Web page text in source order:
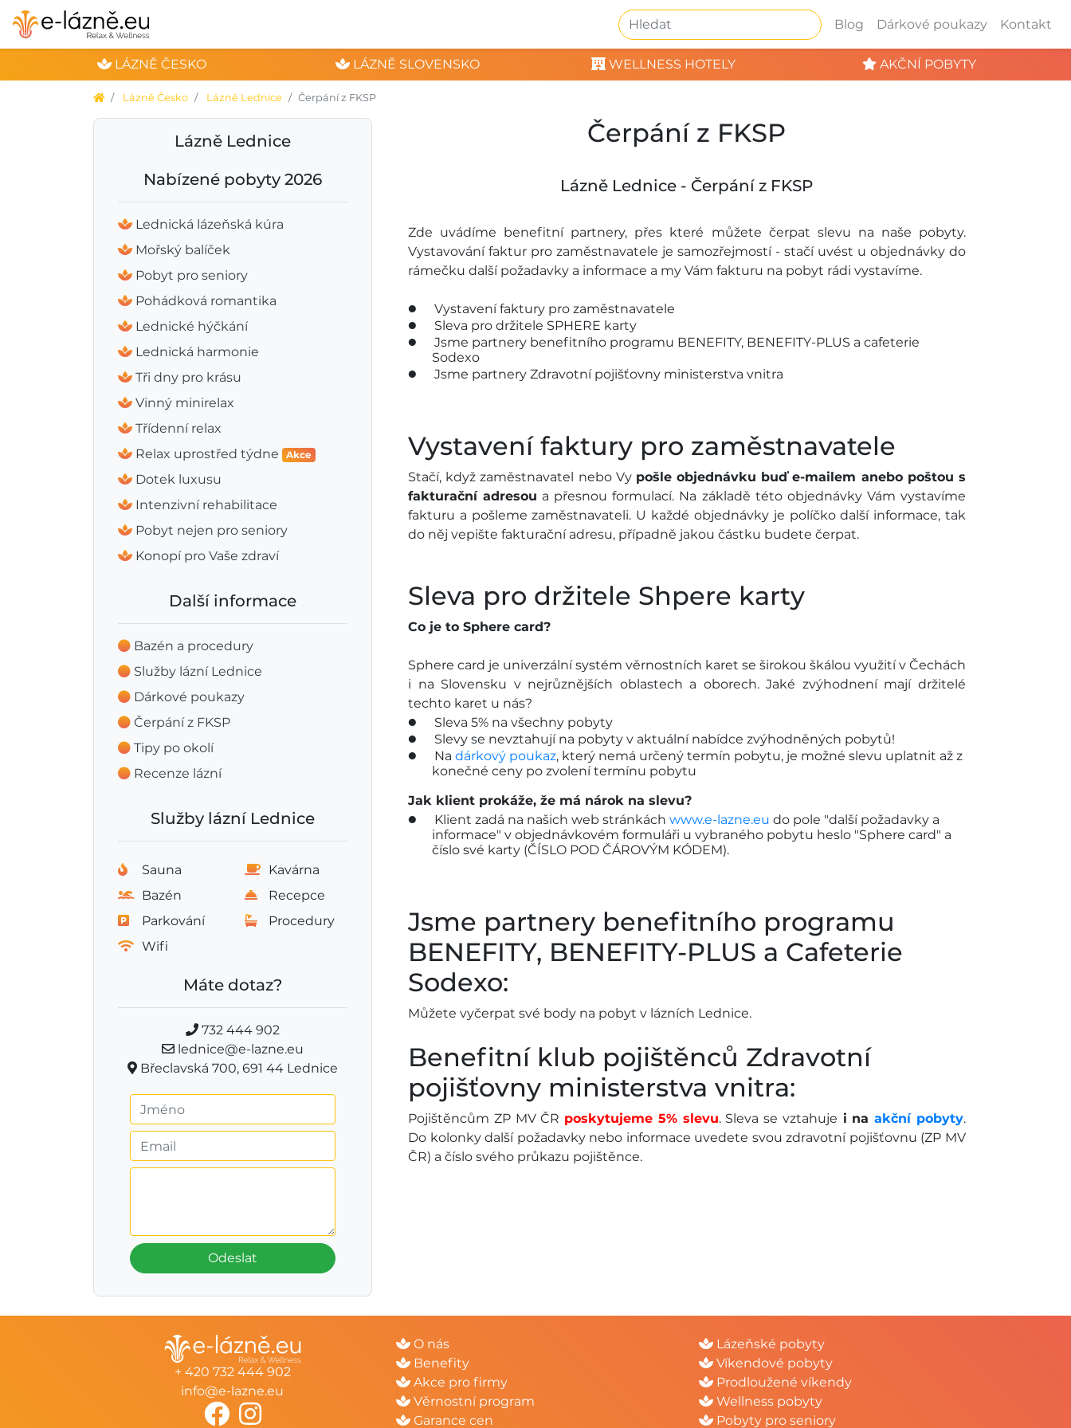
Blog Dárkové poukazy Kontakt
LÁZNĚ ČESKO LÁZNĚ SLOVENSKO WELLNESS HOTELY AKČNÍ POBYTY
Lázně Česko Lázně Lednice Čerpání z FKSP
Lázně Lednice
Nabízené pobyty 2026
Lednická lázeňská kúra
Mořský balíček
Pobyt pro seniory
Pohádková romantika
Lednické hýčkání
Lednická harmonie
Tři dny pro krásu
Vinný minirelax
Třídenní relax
Relax uprostřed týdne
Akce
Dotek luxusu
Intenzivní rehabilitace
Pobyt nejen pro seniory
Konopí pro Vaše zdraví
Další informace
Bazén a procedury
Služby lázní Lednice
Dárkové poukazy
Čerpání z FKSP
Tipy po okolí
Recenze lázní
Služby lázní Lednice
Sauna
Kavárna
Bazén
Recepce
Parkování
Procedury
Wifi
Máte dotaz?
732 444 902
lednice@e-lazne.eu
Břeclavská 700, 691 44 Lednice
Odeslat
Čerpání z FKSP
Lázně Lednice - Čerpání z FKSP
Zde uvádíme benefitní partnery, přes které můžete čerpat slevu na naše pobyty.
Vystavování faktur pro zaměstnavatele je samozřejmostí - stačí uvést u objednávky do
rámečku další požadavky a informace a my Vám fakturu na pobyt rádi vystavíme.
Vystavení faktury pro zaměstnavatele
Sleva pro držitele SPHERE karty
Jsme partnery benefitního programu BENEFITY, BENEFITY-PLUS a cafeterie
Sodexo
Jsme partnery Zdravotní pojišťovny ministerstva vnitra
Vystavení faktury pro zaměstnavatele
Stačí, když zaměstnavatel nebo Vy pošle objednávku buď e-mailem anebo poštou s
fakturační adresou a přesnou formulací. Na základě této objednávky Vám vystavíme
fakturu a pošleme zaměstnavateli. U každé objednávky je políčko další informace, tak
do něj vepište fakturační adresu, případně jakou částku budete čerpat.
Sleva pro držitele Shpere karty
Co je to Sphere card?
Sphere card je univerzální systém věrnostních karet se širokou škálou využití v Čechách
i na Slovensku v nejrůznějších oblastech a oborech. Jaké zvýhodnení mají držitelé
techto karet u nás?
Sleva 5% na všechny pobyty
Slevy se nevztahují na pobyty v aktuální nabídce zvýhodněných pobytů!
Na dárkový poukaz, který nemá určený termín pobytu, je možné slevu uplatnit až z
konečné ceny po zvolení termínu pobytu
Jak klient prokáže, že má nárok na slevu?
Klient zadá na našich web stránkách www.e-lazne.eu do pole "další požadavky a
informace" v objednávkovém formuláři u vybraného pobytu heslo "Sphere card" a
číslo své karty (ČÍSLO POD ČÁROVÝM KÓDEM).
Jsme partnery benefitního programu
BENEFITY, BENEFITY-PLUS a Cafeterie
Sodexo:
Můžete vyčerpat své body na pobyt v lázních Lednice.
Benefitní klub pojištěnců Zdravotní
pojišťovny ministerstva vnitra:
Pojištěncům ZP MV ČR poskytujeme 5% slevu. Sleva se vztahuje i naakční pobyty.
Do kolonky další požadavky nebo informace uvedete svou zdravotní pojišťovnu (ZP MV
ČR) a číslo svého průkazu pojištěnce.
+ 420 732 444 902
info@e-lazne.eu
O nás
Benefity
Akce pro firmy
Věrnostní program
Garance cen
Lázeňské pobyty
Víkendové pobyty
Prodloužené víkendy
Wellness pobyty
Pobyty pro seniory